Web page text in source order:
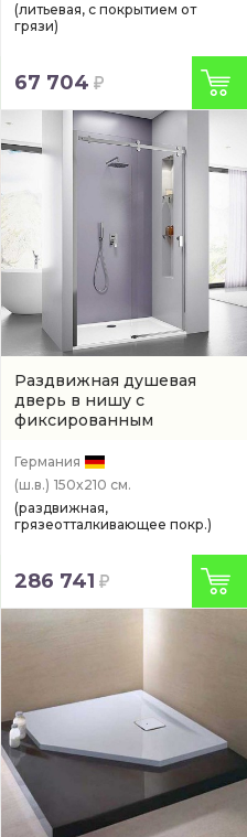
(литьевая, с покрытием от
грязи)
67 704
Раздвижная душевая
дверь в нишу с
фиксированным
хром(9228215.101401)
Германия
(ш.в.) 150x210 см.
(раздвижная,
грязеотталкивающее покр.)
286 741